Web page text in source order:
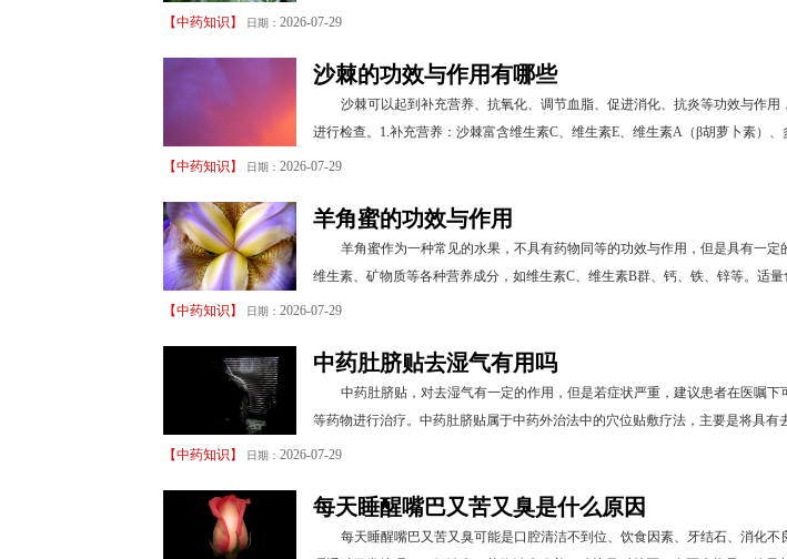
【中药知识 】 日期： 2026-07-29
沙棘的功效与作用有哪些
沙棘可以起到补充营养、抗氧化、调节血脂、促进消化、抗炎等功效与作用
进行检查。1.补充营养：沙棘富含维生素C、维生素E、维生素A（β胡萝卜素）、
【中药知识 】 日期： 2026-07-29
羊角蜜的功效与作用
羊角蜜作为一种常见的水果，不具有药物同等的功效与作用，但是具有一定
维生素、矿物质等各种营养成分，如维生素C、维生素B群、钙、铁、锌等。适
【中药知识 】 日期： 2026-07-29
中药肚脐贴去湿气有用吗
中药肚脐贴，对去湿气有一定的作用，但是若症状严重，建议患者在医嘱下
等药物进行治疗。中药肚脐贴属于中药外治法中的穴位贴敷疗法，主要是将具有
【中药知识 】 日期： 2026-07-29
每天睡醒嘴巴又苦又臭是什么原因
每天睡醒嘴巴又苦又臭可能是口腔清洁不到位、饮食因素、牙结石、消化不